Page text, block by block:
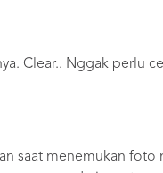
Clear.. Nggak perlu
saat menemukan foto